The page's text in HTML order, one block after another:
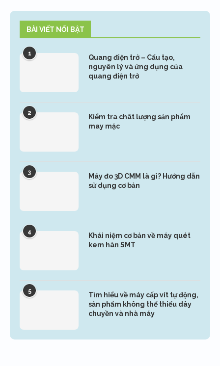
BÀI VIẾT NỔI BẬT
1
Quang điện trở – Cấu tạo,
nguyên lý và ứng dụng của
quang điện trở
2
Kiểm tra chât lượng sản phẩm
may mặc
3
Máy đo 3D CMM là gì? Hướng dẫn
sử dụng cơ bản
4
Khái niệm cơ bản về máy quét
kem hàn SMT
5
Tìm hiểu về máy cấp vít tự động,
sản phẩm không thể thiếu dây
chuyền và nhà máy